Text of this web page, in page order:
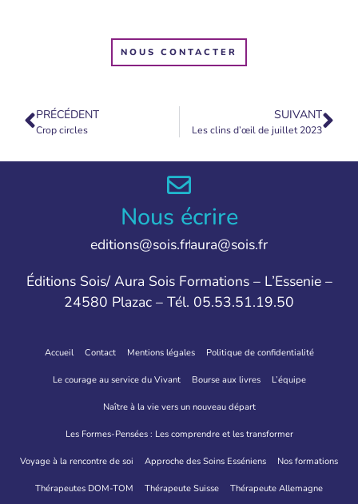
NOUS CONTACTER
PRÉCÉDENT
Crop circles
SUIVANT
Les clins d’œil de juillet 2023
Nous écrire
editions@sois.fraura@sois.fr
Éditions Sois/ Aura Sois Formations – L’Essenie –
24580 Plazac – Tél. 05.53.51.19.50
Accueil Contact Mentions légales Politique de confidentialité
Le courage au service du Vivant Bourse aux livres L’équipe
Naître à la vie vers un nouveau départ
Les Formes-Pensées : Les comprendre et les transformer
Voyage à la rencontre de soi Approche des Soins Esséniens Nos formations
Thérapeutes DOM-TOM Thérapeute Suisse Thérapeute Allemagne